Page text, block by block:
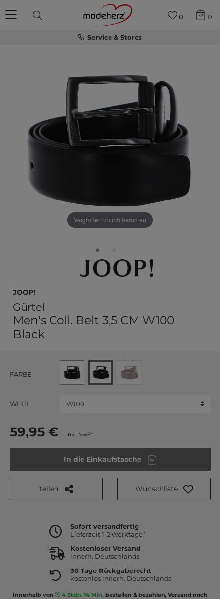
Service & Stores
0 0
Vergrößern durch berühren
JOOP!
Gürtel
Men's Coll. Belt 3,5 CM W100
Black
FARBE
WEITE
59,95 € inkl. MwSt.
In die Einkaufstasche
teilen Wunschliste
Sofort versandfertig
Lieferzeit 1-2 Werktage7
Kostenloser Versand
innerh. Deutschlands
30 Tage Rückgaberecht
kostenlos innerh. Deutschlands
Innerhalb von 4 Stdn. 14 Min.bestellen & bezahlen, Versand noch